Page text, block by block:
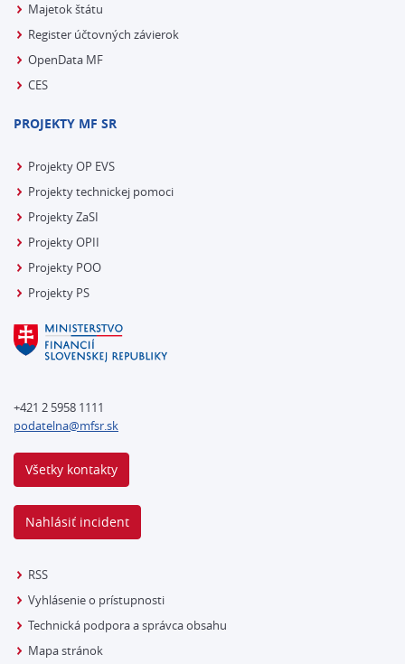
Majetok štátu
Register účtovných závierok
OpenData MF
CES
PROJEKTY MF SR
Projekty OP EVS
Projekty technickej pomoci
Projekty ZaSI
Projekty OPII
Projekty POO
Projekty PS
+421 2 5958 1111
podatelna@mfsr.sk
Všetky kontakty
Nahlásiť incident
RSS
Vyhlásenie o prístupnosti
Technická podpora a správca obsahu
Mapa stránok